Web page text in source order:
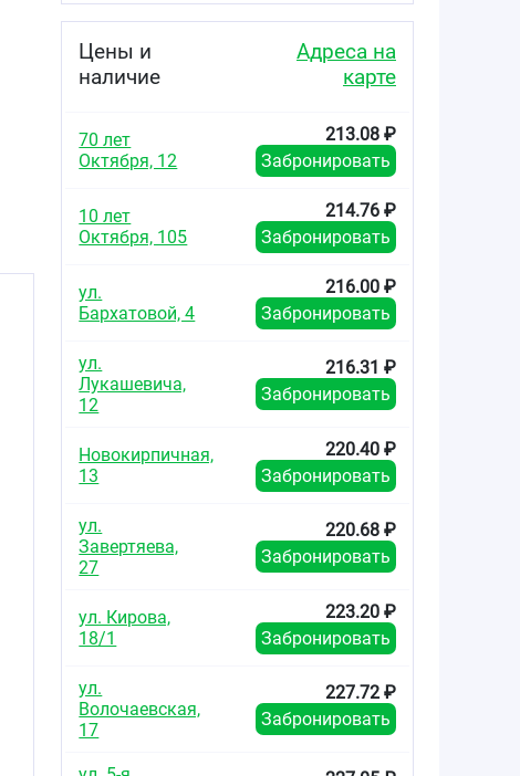
Цены и
наличие
Адреса на
карте
70 лет
Октября, 12
213.08 ₽
Забронировать
10 лет
Октября, 105
214.76 ₽
Забронировать
ул.
Бархатовой, 4
216.00 ₽
Забронировать
ул.
Лукашевича,
12
216.31 ₽
Забронировать
Новокирпичная,
13
220.40 ₽
Забронировать
ул.
Завертяева,
27
220.68 ₽
Забронировать
ул. Кирова,
18/1
223.20 ₽
Забронировать
ул.
Волочаевская,
17
227.72 ₽
Забронировать